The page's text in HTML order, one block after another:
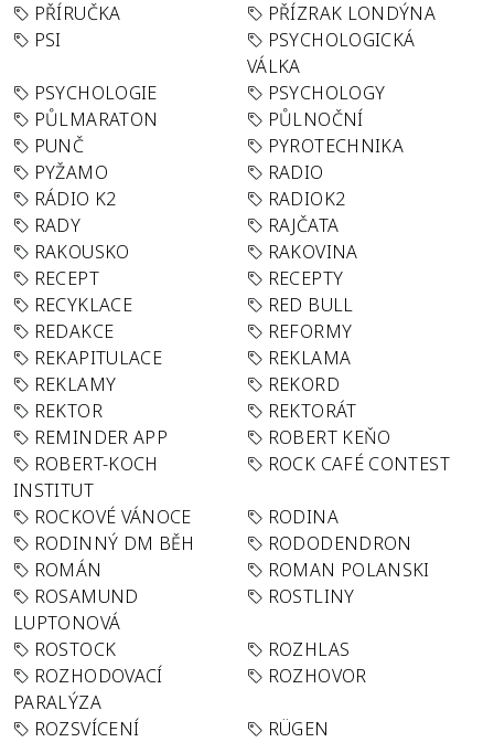
PŘÍRUČKA
PŘÍZRAK LONDÝNA
PSI
PSYCHOLOGICKÁ
VÁLKA
PSYCHOLOGIE
PSYCHOLOGY
PŮLMARATON
PŮLNOČNÍ
PUNČ
PYROTECHNIKA
PYŽAMO
RADIO
RÁDIO K2
RADIOK2
RADY
RAJČATA
RAKOUSKO
RAKOVINA
RECEPT
RECEPTY
RECYKLACE
RED BULL
REDAKCE
REFORMY
REKAPITULACE
REKLAMA
REKLAMY
REKORD
REKTOR
REKTORÁT
REMINDER APP
ROBERT KEŇO
ROBERT-KOCH
INSTITUT
ROCK CAFÉ CONTEST
ROCKOVÉ VÁNOCE
RODINA
RODINNÝ DM BĚH
RODODENDRON
ROMÁN
ROMAN POLANSKI
ROSAMUND
LUPTONOVÁ
ROSTLINY
ROSTOCK
ROZHLAS
ROZHODOVACÍ
PARALÝZA
ROZHOVOR
ROZSVÍCENÍ
RÜGEN